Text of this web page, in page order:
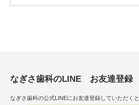
なぎさ歯科のLINE お友達登録
なぎさ歯科の公式LINEにお友達登録していただく